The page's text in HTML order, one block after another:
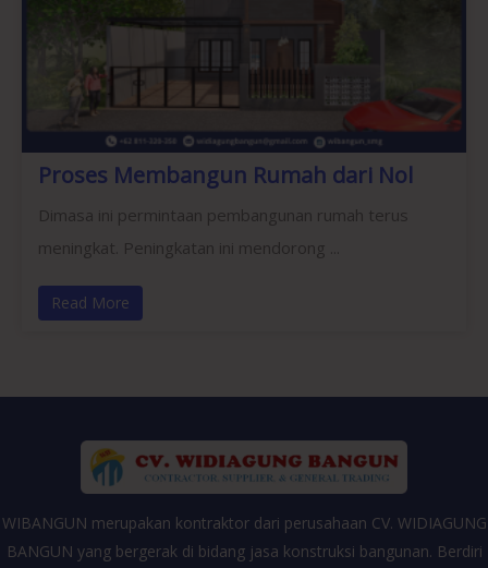
Proses Membangun Rumah dari Nol
Dimasa ini permintaan pembangunan rumah terus
meningkat. Peningkatan ini mendorong ...
Read More
WIBANGUN merupakan kontraktor dari perusahaan CV. WIDIAGUNG
BANGUN yang bergerak di bidang jasa konstruksi bangunan. Berdiri